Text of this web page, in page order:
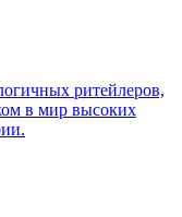
ритейлеров,
в мир высоких